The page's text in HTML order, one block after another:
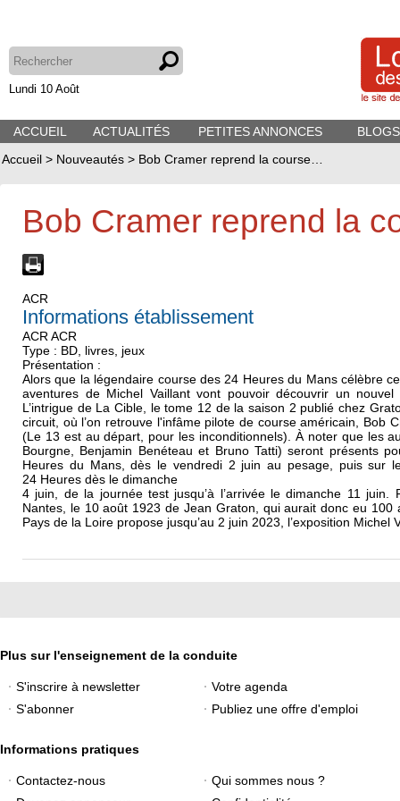
Lundi 10 Août
ACCUEIL ACTUALITÉS PETITES ANNONCES
Accueil > Nouveautés > Bob Cramer reprend la course…
Bob Cramer reprend la
ACR
Informations établissement
ACR ACR
Type : BD, livres, jeux
Présentation :
Alors que la légendaire course des 24 Heures du Mans célèbre
aventures de Michel Vaillant vont pouvoir découvrir un
L’intrigue de La Cible, le tome 12 de la saison 2 publié chez
circuit, où l’on retrouve l'infâme pilote de course américain, Bob
(Le 13 est au départ, pour les inconditionnels). À noter que les
Bourgne, Benjamin Benéteau et Bruno Tatti) seront présents
Heures du Mans, dès le vendredi 2 juin au pesage, puis sur
24 Heures dès le dimanche
4 juin, de la journée test jusqu’à l’arrivée le dimanche 11
Nantes, le 10 août 1923 de Jean Graton, qui aurait donc eu 100
Pays de la Loire propose jusqu’au 2 juin 2023, l’exposition Michel
Plus sur l'enseignement de la conduite
S'inscrire à newsletter
Votre agenda
S'abonner
Publiez une offre d'emploi
Informations pratiques
Contactez-nous
Qui sommes nous ?